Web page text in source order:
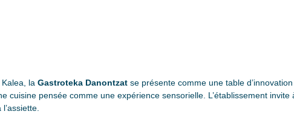
la Gastroteka Danontzatse présente comme une table
cuisine pensée comme une expérience sensorielle. L’établissement invite